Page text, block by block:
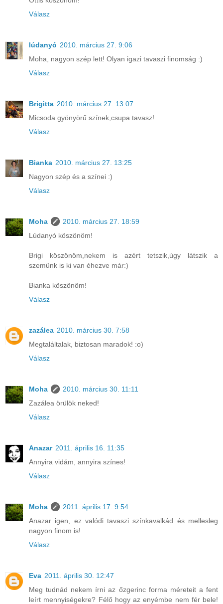
Válasz
lúdanyó 2010. március 27. 9:06
Moha, nagyon szép lett! Olyan igazi tavaszi finomság :)
Válasz
Brigitta 2010. március 27. 13:07
Micsoda gyönyörű színek,csupa tavasz!
Válasz
Bianka 2010. március 27. 13:25
Nagyon szép és a színei :)
Válasz
Moha
2010. március 27. 18:59
Lúdanyó köszönöm!
Brigi köszönöm,nekem is azért tetszik,úgy látszik a
szemünk is ki van éhezve már:)
Bianka köszönöm!
Válasz
zazálea 2010. március 30. 7:58
Megtaláltalak, biztosan maradok! :o)
Válasz
Moha
2010. március 30. 11:11
Zazálea örülök neked!
Válasz
Anazar 2011. április 16. 11:35
Annyira vidám, annyira színes!
Válasz
Moha
2011. április 17. 9:54
Anazar igen, ez valódi tavaszi színkavalkád és mellesleg
nagyon finom is!
Válasz
Eva 2011. április 30. 12:47
Meg tudnád nekem írni az őzgerinc forma méreteit a fent
leírt mennyiségekre? Félő hogy az enyémbe nem fér bele!